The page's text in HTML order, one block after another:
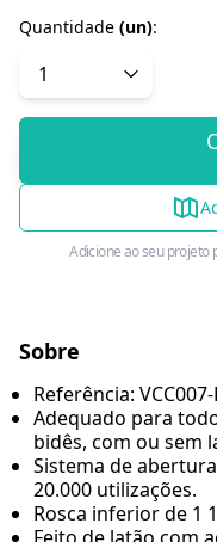
Quantidade (un):
Adicione ao seu projeto
Sobre
Referência: VCC007-
Adequado para
bidês, com ou sem
Sistema de
20.000 utilizações.
Rosca inferior de 1